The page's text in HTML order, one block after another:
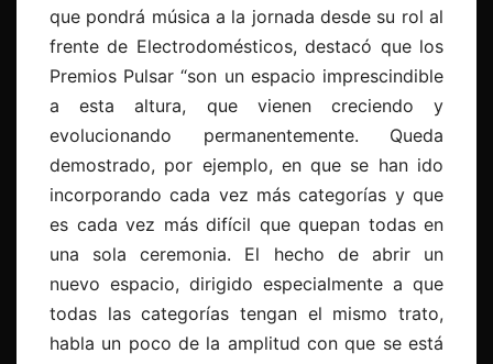
que pondrá música a la jornada desde su rol al
frente de Electrodomésticos, destacó que los
Premios Pulsar “son un espacio imprescindible
a esta altura, que vienen creciendo y
evolucionando permanentemente. Queda
demostrado, por ejemplo, en que se han ido
incorporando cada vez más categorías y que
es cada vez más difícil que quepan todas en
una sola ceremonia. El hecho de abrir un
nuevo espacio, dirigido especialmente a que
todas las categorías tengan el mismo trato,
habla un poco de la amplitud con que se está